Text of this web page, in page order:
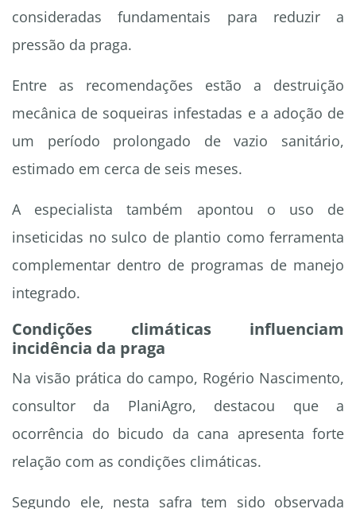
consideradas fundamentais para reduzir a
pressão da praga.
Entre as recomendações estão a destruição
mecânica de soqueiras infestadas e a adoção de
um período prolongado de vazio sanitário,
estimado em cerca de seis meses.
A especialista também apontou o uso de
inseticidas no sulco de plantio como ferramenta
complementar dentro de programas de manejo
integrado.
Condições climáticas influenciam
incidência da praga
Na visão prática do campo, Rogério Nascimento,
consultor da PlaniAgro, destacou que a
ocorrência do bicudo da cana apresenta forte
relação com as condições climáticas.
Segundo ele, nesta safra tem sido observada